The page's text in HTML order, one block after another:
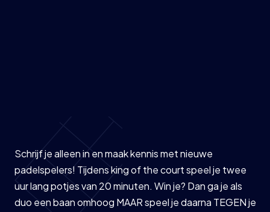
Schrijf je alleen in en maak kennis met nieuwe
padelspelers! Tijdens king of the court speel je twee
uur lang potjes van 20 minuten. Win je? Dan ga je als
duo een baan omhoog MAAR speel je daarna TEGEN je